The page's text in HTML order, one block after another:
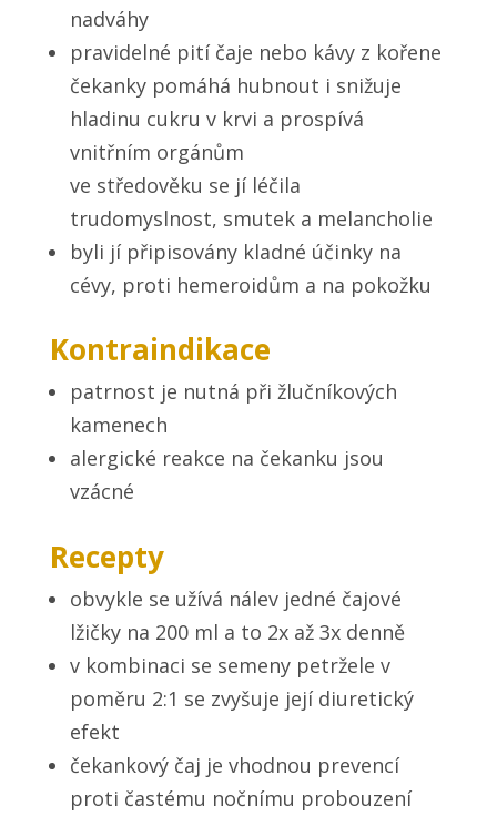
nadváhy
pravidelné pití čaje nebo kávy z kořene
čekanky pomáhá hubnout i snižuje
hladinu cukru v krvi a prospívá
vnitřním orgánům
ve středověku se jí léčila
trudomyslnost, smutek a melancholie
byli jí připisovány kladné účinky na
cévy, proti hemeroidům a na pokožku
Kontraindikace
patrnost je nutná při žlučníkových
kamenech
alergické reakce na čekanku jsou
vzácné
Recepty
obvykle se užívá nálev jedné čajové
lžičky na 200 ml a to 2x až 3x denně
v kombinaci se semeny petržele v
poměru 2:1 se zvyšuje její diuretický
efekt
čekankový čaj je vhodnou prevencí
proti častému nočnímu probouzení